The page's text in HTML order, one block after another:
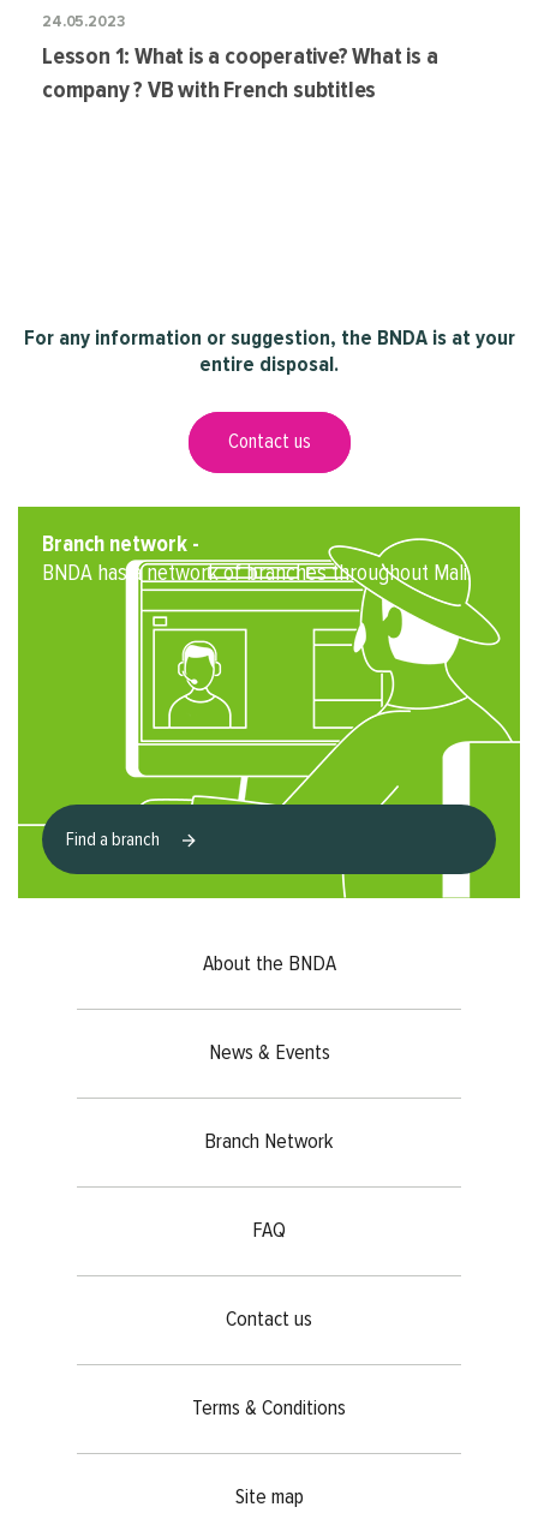
24.05.2023
Lesson 1: What is a cooperative? What is a
company ? VB with French subtitles
For any information or suggestion, the BNDA is at your
entire disposal.
Contact us
Branch network -
BNDA has a network of branches throughout Mali.
Find a branch
About the BNDA
News & Events
Branch Network
FAQ
Contact us
Terms & Conditions
Site map